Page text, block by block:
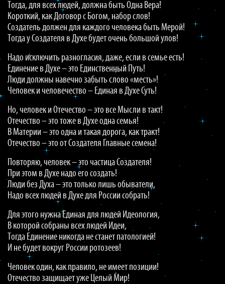
Тогда, для всех людей, должна быть Одна Вера!
Короткий, как Договор с Богом, набор слов!
Создатель должен для каждого человека быть Мерой!
Тогда у Создателя в Духе будет очень большой улов!
Надо исключить разногласия, даже, если в семье есть!
Единение в Духе – это Единственный Путь!
Люди должны навечно забыть слово «месть»!
Человек и человечество – Единая в Духе Суть!
Но, человек и Отечество – это все Мысли в такт!
Отечество – это тоже в Духе одна семья!
В Материи – это одна и такая дорога, как тракт!
Отечество – это от Создателя Главные семена!
Повторяю, человек – это частица Создателя!
При этом в Духе надо его создать!
Люди без Духа – это только лишь обыватели,
Надо всех людей в Духе для России собрать!
Для этого нужна Единая для людей Идеология,
В которой собраны всех людей Идеи,
Тогда Единение никогда не станет патологией!
И не будет вокруг России ротозеев!
Человек один, как правило, не имеет позиции!
Отечество защищает уже Целый Мир!